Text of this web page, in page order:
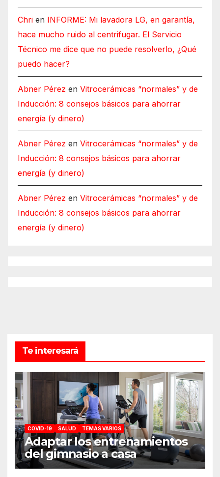
Chri en INFORME: Mi lavadora LG, en garantía,
hace mucho ruido al centrifugar. El Servicio
Técnico me dice que no puede resolverlo, ¿Qué
puedo hacer?
Abner Pérez en Vitrocerámicas “normales” y de
Inducción: 8 consejos básicos para ahorrar
energía (y dinero)
Abner Pérez en Vitrocerámicas “normales” y de
Inducción: 8 consejos básicos para ahorrar
energía (y dinero)
Abner Pérez en Vitrocerámicas “normales” y de
Inducción: 8 consejos básicos para ahorrar
energía (y dinero)
Te interesará
COVID-19 SALUD TEMAS VARIOS
Adaptar los entrenamientos
del gimnasio a casa